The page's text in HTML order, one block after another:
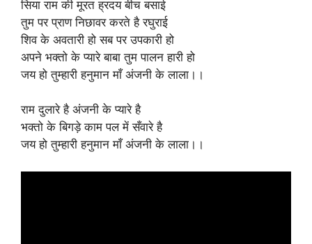
सिया राम की मूरत ह्रदय बीच बसाई
तुम पर प्राण निछावर करते है रघुराई
शिव के अवतारी हो सब पर उपकारी हो
अपने भक्तो के प्यारे बाबा तुम पालन हारी हो
जय हो तुम्हारी हनुमान माँ अंजनी के लाला।।
राम दुलारे है अंजनी के प्यारे है
भक्तो के बिगड़े काम पल में सँवारे है
जय हो तुम्हारी हनुमान माँ अंजनी के लाला।।